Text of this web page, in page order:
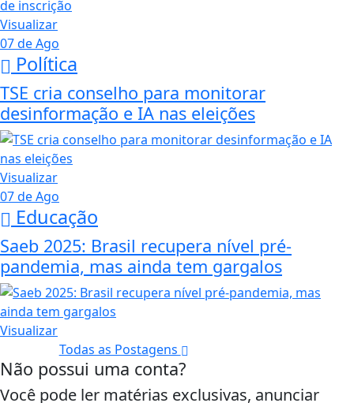
Visualizar
07 de Ago
Política
TSE cria conselho para monitorar
desinformação e IA nas eleições
Visualizar
07 de Ago
Educação
Saeb 2025: Brasil recupera nível pré-
pandemia, mas ainda tem gargalos
Visualizar
Todas as Postagens
Não possui uma conta?
Você pode ler matérias exclusivas, anunciar